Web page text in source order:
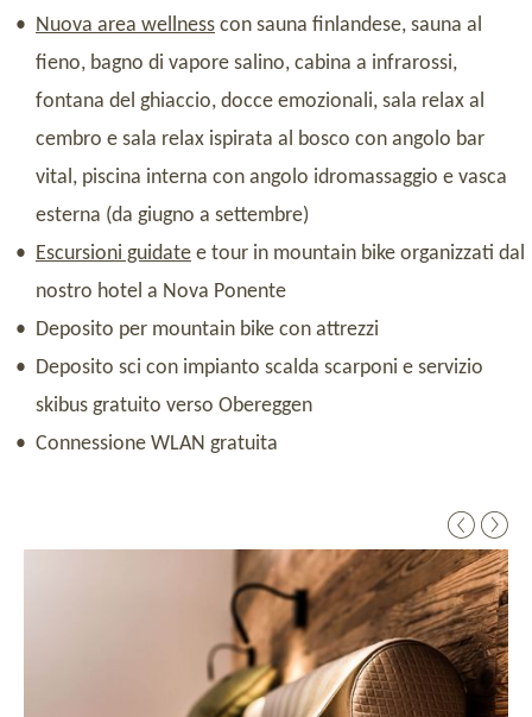
Nuova area wellness con sauna finlandese, sauna al
fieno, bagno di vapore salino, cabina a infrarossi,
fontana del ghiaccio, docce emozionali, sala relax al
cembro e sala relax ispirata al bosco con angolo bar
vital, piscina interna con angolo idromassaggio e vasca
esterna (da giugno a settembre)
Escursioni guidate e tour in mountain bike organizzati dal
nostro hotel a Nova Ponente
Deposito per mountain bike con attrezzi
Deposito sci con impianto scalda scarponi e servizio
skibus gratuito verso Obereggen
Connessione WLAN gratuita